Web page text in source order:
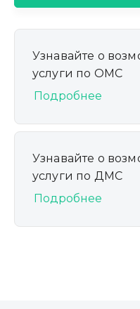
Узнавайте о
услуги по ОМС
Подробнее
Узнавайте о
услуги по ДМС
Подробнее